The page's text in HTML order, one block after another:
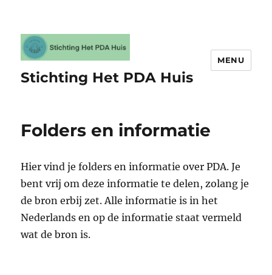
Stichting Het PDA Huis
MENU
Folders en informatie
Hier vind je folders en informatie over PDA. Je
bent vrij om deze informatie te delen, zolang je
de bron erbij zet. Alle informatie is in het
Nederlands en op de informatie staat vermeld
wat de bron is.